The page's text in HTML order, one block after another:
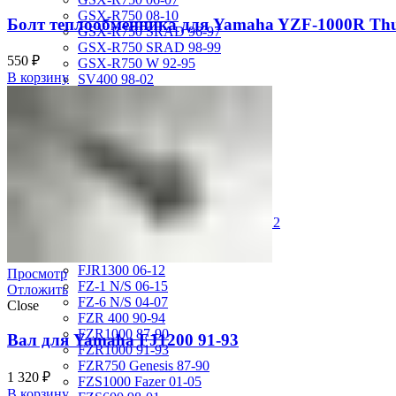
GSX-R750 08-10
GSX-R750 SRAD 96-97
GSX-R750 SRAD 98-99
GSX-R750 W 92-95
SV400 98-02
TL1000R 98-02
VS400 Intruder 94-96
VS750 Intruder 85-91
VZ400 Desperado Winder 99-00
VZ800 Intruder M800 05-11
VZR1800 Boulevard M109R 06-12
FJR1300 06-12
FZ-1 N/S 06-15
FZ-6 N/S 04-07
FZR 400 90-94
FZR1000 87-90
FZR1000 91-93
FZR750 Genesis 87-90
FZS1000 Fazer 01-05
Болт теплообменника для Yamaha YZF-1000R
550 ₽
В корзину
Просмотр
Отложить
Close
Вал для Yamaha FJ1200 91-93
1 320 ₽